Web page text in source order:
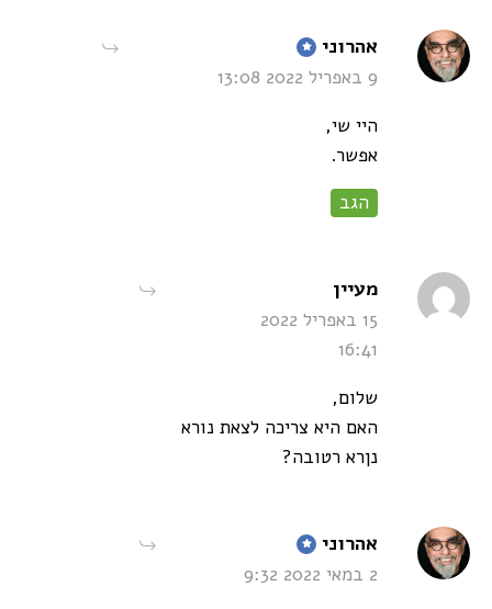
אהרוני says:
9 באפריל 2022 13:08
היי שי,
אפשר.
הגב
מעיין
15 באפריל 2022
16:41
שלום,
האם היא צריכה לצאת נורא
נןרא רטובה?
אהרוני says:
2 במאי 2022 9:32